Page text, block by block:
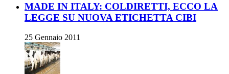
MADE IN ITALY: COLDIRETTI, ECCO LA
LEGGE SU NUOVA ETICHETTA CIBI
25 Gennaio 2011